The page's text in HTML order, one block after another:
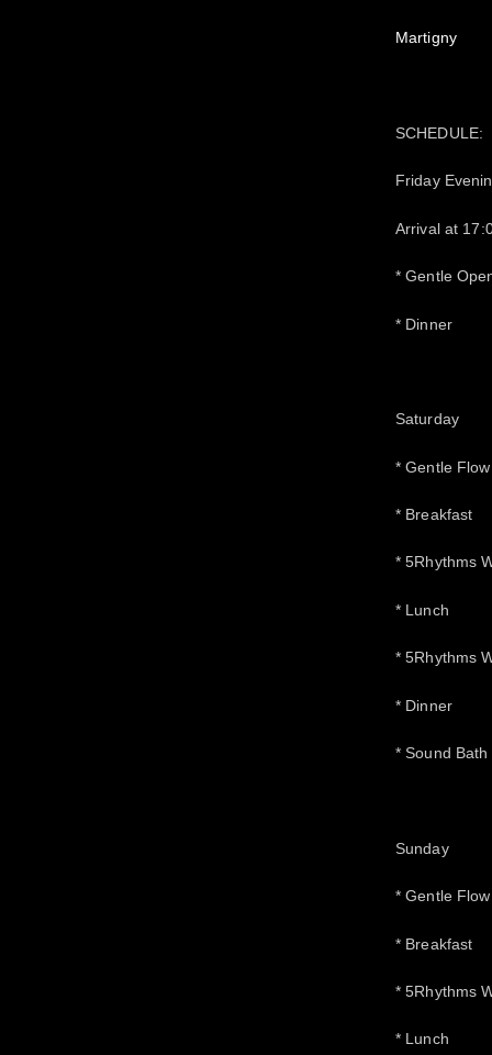
Martigny
SCHEDULE:
Friday
Arrival at
* Gentle
* Dinner
Saturday
* Gentle
* Breakfast
* 5Rhythms
* Lunch
* 5Rhythms
* Dinner
* Sound Bath
Sunday
* Gentle
* Breakfast
* 5Rhythms
* Lunch